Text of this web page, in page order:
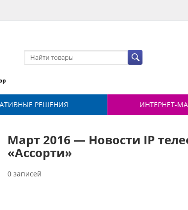
РЕШЕНИЯ ИНТЕРНЕТ-
Март 2016 — Новости IP
«Ассорти»
0 записей